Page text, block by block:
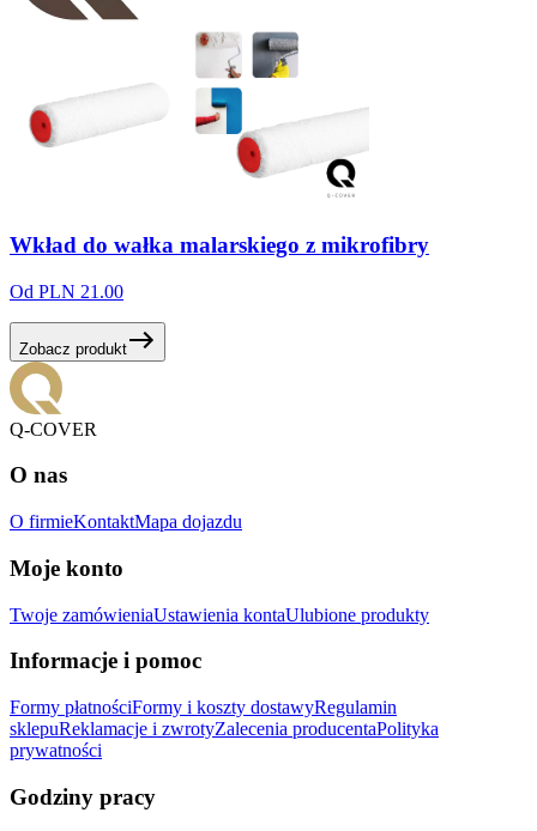
Wkład do wałka malarskiego z mikrofibry
Od PLN 21.00
Zobacz produkt
Q-COVER
O nas
O firmieKontaktMapa dojazdu
Moje konto
Twoje zamówieniaUstawienia kontaUlubione produkty
Informacje i pomoc
Formy płatnościFormy i koszty dostawyRegulamin
sklepuReklamacje i zwrotyZalecenia producentaPolityka
prywatności
Godziny pracy